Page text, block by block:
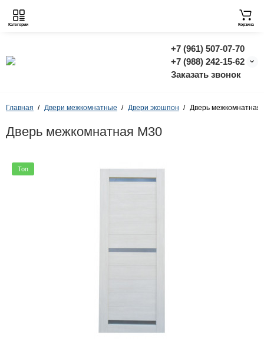
+7 (961) 507-07-70
+7 (988) 242-15-62
Заказать звонок
Категории Корзина
Главная Двери межкомнатные Двери экошпон Дверь межкомнатная
Дверь межкомнатная M30
Топ